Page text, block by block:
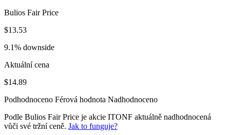
Bulios Fair Price
$13.53
9.1% downside
Aktuální cena
$14.89
Podhodnoceno Férová hodnota Nadhodnoceno
Podle Bulios Fair Price je akcie ITONF aktuálně nadhodnocená
vůči své tržní ceně. Jak to funguje?